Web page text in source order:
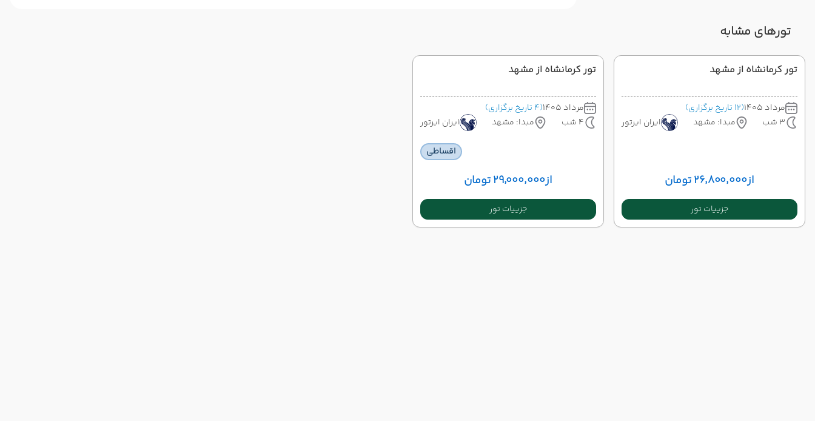
تورهای مشابه
تور کرمانشاه از مشهد
مرداد 1405
(12 تاریخ برگزاری)
3 شب
مبدا: مشهد ایران ایرتور
از۲۶٬۸۰۰٬۰۰۰ تومان
جزییات تور
تور کرمانشاه از مشهد
مرداد 1405
(4 تاریخ برگزاری)
4 شب
مبدا: مشهد ایران ایرتور
اقساطی
از۲۹٬۰۰۰٬۰۰۰ تومان
جزییات تور